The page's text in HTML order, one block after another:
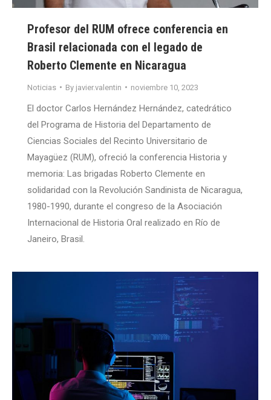
Profesor del RUM ofrece conferencia en
Brasil relacionada con el legado de
Roberto Clemente en Nicaragua
Noticias By javier.valentin noviembre 10, 2023
El doctor Carlos Hernández Hernández, catedrático
del Programa de Historia del Departamento de
Ciencias Sociales del Recinto Universitario de
Mayagüez (RUM), ofreció la conferencia Historia y
memoria: Las brigadas Roberto Clemente en
solidaridad con la Revolución Sandinista de Nicaragua,
1980-1990, durante el congreso de la Asociación
Internacional de Historia Oral realizado en Río de
Janeiro, Brasil.